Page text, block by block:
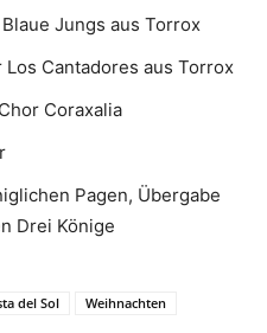
Jungs aus Torrox
Cantadores aus Torrox
Coraxalia
Pagen, Übergabe
Drei Könige
del Sol
Weihnachten